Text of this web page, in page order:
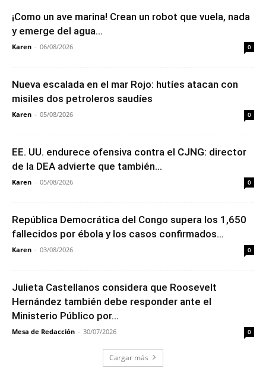
¡Como un ave marina! Crean un robot que vuela, nada
y emerge del agua...
Karen - 06/08/2026 0
Nueva escalada en el mar Rojo: hutíes atacan con
misiles dos petroleros saudíes
Karen - 05/08/2026 0
EE. UU. endurece ofensiva contra el CJNG: director
de la DEA advierte que también...
Karen - 05/08/2026 0
República Democrática del Congo supera los 1,650
fallecidos por ébola y los casos confirmados...
Karen - 03/08/2026 0
Julieta Castellanos considera que Roosevelt
Hernández también debe responder ante el
Ministerio Público por...
Mesa de Redacción - 30/07/2026 0
Cargar más